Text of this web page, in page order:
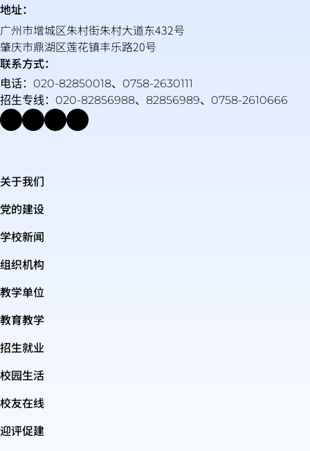
地址：
广州市增城区朱村街朱村大道东432号
肇庆市鼎湖区莲花镇丰乐路20号
联系方式：
电话：020-82850018、0758-2630111
招生专线：020-82856988、82856989、0758-2610666
关于我们
党的建设
学校新闻
组织机构
教学单位
教育教学
招生就业
校园生活
校友在线
迎评促建